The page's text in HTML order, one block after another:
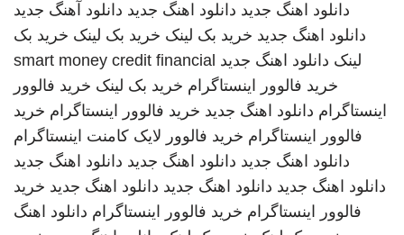
دانلود اهنگ جدید دانلود اهنگ جدید دانلود آهنگ جدید
دانلود اهنگ جدید خرید بک لینک خرید بک لینک خرید بک
لینک دانلود اهنگ جدید smart money credit financial
خرید فالوور اینستاگرام خرید بک لینک خرید فالوور
اینستاگرام دانلود اهنگ جدید خرید فالوور اینستاگرام خرید
فالوور اینستاگرام خرید فالوور لایک کامنت اینستاگرام
دانلود اهنگ جدید دانلود اهنگ جدید دانلود اهنگ جدید
دانلود اهنگ جدید دانلود اهنگ جدید دانلود اهنگ جدید خرید
فالوور اینستاگرام خرید فالوور اینستاگرام دانلود اهنگ